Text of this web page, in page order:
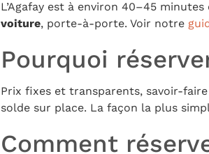
L’Agafay est à environ 40–45
voiture, porte-à-porte. Voir notre
Pourquoi
Prix fixes et transparents, savoir-
solde sur place. La façon la plus
Comment